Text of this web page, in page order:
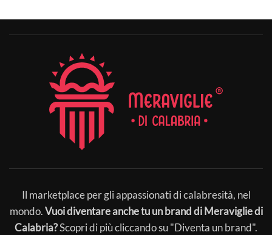
Il marketplace per gli appassionati di calabresità, nel
mondo.Vuoi diventare anche tu un brand di Meraviglie di
Calabria?Scopri di più cliccando su "Diventa un brand".